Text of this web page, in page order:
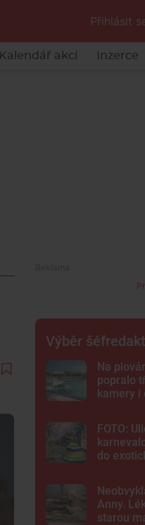
Přihlásit
Kalendář akcí Inzerce
Výběr
Na
popralo
kamery i
FOTO:
do
Anny.
starou